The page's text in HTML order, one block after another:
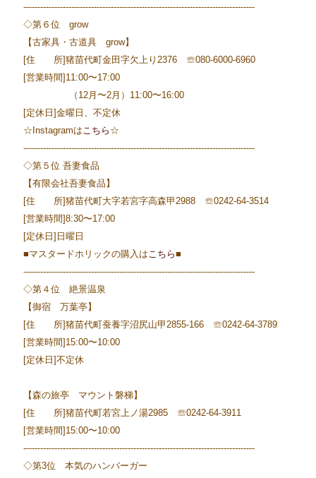
----------------------------------------------------------------------------------
◇第６位 grow
【古家具・古道具 grow】
[住 所]猪苗代町金田字欠上り2376 ☏080-6000-6960
[営業時間]11:00〜17:00
（12月〜2月）11:00〜16:00
[定休日]金曜日、不定休
☆Instagramは こちら ☆
----------------------------------------------------------------------------------
◇第５位 吾妻食品
【有限会社吾妻食品】
[住 所]猪苗代町大字若宮字高森甲2988 ☏0242-64-3514
[営業時間]8:30〜17:00
[定休日]日曜日
■マスタードホリックの購入は こちら■
----------------------------------------------------------------------------------
◇第４位 絶景温泉
【御宿 万葉亭】
[住 所]猪苗代町蚕養字沼尻山甲2855-166 ☏0242-64-3789
[営業時間]15:00〜10:00
[定休日]不定休
【森の旅亭 マウント磐梯】
[住 所]猪苗代町若宮上ノ湯2985 ☏0242-64-3911
[営業時間]15:00〜10:00
----------------------------------------------------------------------------------
◇第3位 本気のハンバーガー